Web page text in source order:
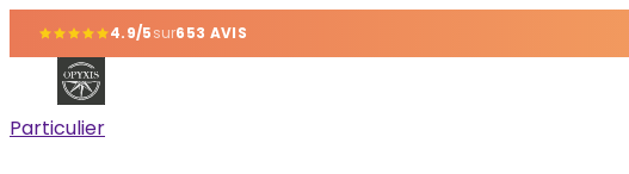
4.9/5sur653 AVIS
Particulier